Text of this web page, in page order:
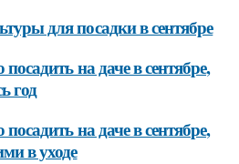
для посадки в сентябре
на даче в сентябре,
год
на даче в сентябре,
в уходе